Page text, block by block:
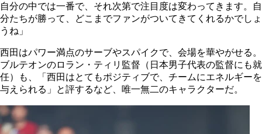
自分の中では一番で、それ次第で注目度は変わってきます。自
分たちが勝って、どこまでファンがついてきてくれるかでしょ
うね」
西田はパワー満点のサーブやスパイクで、会場を華やがせる。
ブルテオンのロラン・ティリ監督（日本男子代表の監督にも就
任）も、「西田はとてもポジティブで、チームにエネルギーを
与えられる」と評するなど、唯一無二のキャラクターだ。